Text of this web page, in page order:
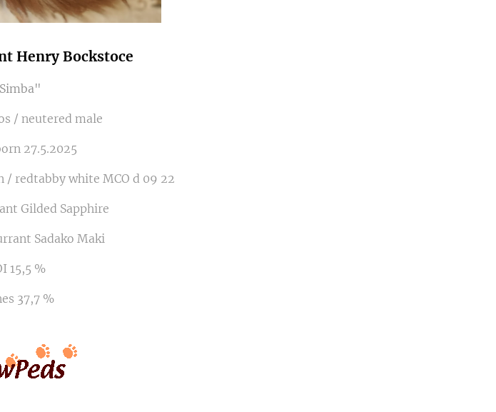
Henry Bockstoce
/ neutered male
27.5.2025
/ redtabby white MCO d 09 22
Gilded Sapphire
Sadako Maki
15,5 %
37,7 %